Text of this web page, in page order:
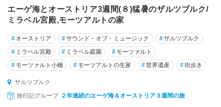
ン
ザ
ン
ク
ト
ヴ
ォ
エーゲ海とオーストリア3週間(８)猛暑のザルツブルク/
ミラベル宮殿,モーツアルトの家
# オーストリア #サウンド・オブ・ミュージック #ザルツブルク
# ミラベル宮殿 # ミラベル庭園 # モーツァルト
# モーツァルト小橋 # モーツアルトの生家 #世界遺産 #街歩き
ザルツブルク
旅行記グループ ２年連続のエーゲ海＆オーストリア３週間の旅